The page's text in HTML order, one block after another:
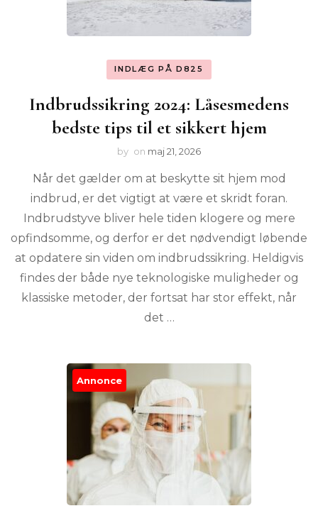
INDLÆG PÅ D825
Indbrudssikring 2024: Låsesmedens
bedste tips til et sikkert hjem
by on maj 21, 2026
Når det gælder om at beskytte sit hjem mod
indbrud, er det vigtigt at være et skridt foran.
Indbrudstyve bliver hele tiden klogere og mere
opfindsomme, og derfor er det nødvendigt løbende
at opdatere sin viden om indbrudssikring. Heldigvis
findes der både nye teknologiske muligheder og
klassiske metoder, der fortsat har stor effekt, når
det …
Annonce